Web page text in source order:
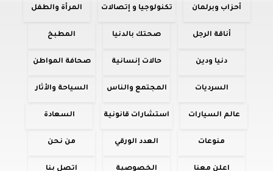
أحزاب وبرلمان تكنولوجيا و إتصالات المرأة والطفل
أناقة الرجل صحتك بالدنيا المطبخ
دنيا ودين حالات إنسانية صحافة المواطن
السرديات المجتمع والناس السياحة والأثار
عالم السيارات استشارات قانونية السعادة
منوعات العدد الورقي من نحن
اعلن معنا الخصوصية اتصل بنا